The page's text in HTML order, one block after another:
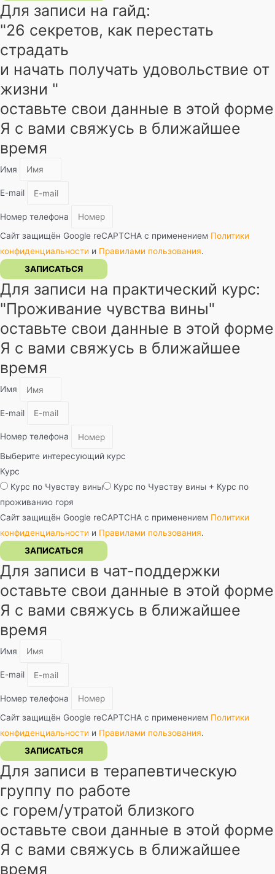
Для записи на гайд:
"26 секретов, как перестать
страдать
и начать получать удовольствие от
жизни "
оставьте свои данные в этой форме
Я с вами свяжусь в ближайшее
время
Имя
E-mail
Номер телефона
Сайт защищён Google reCAPTCHA с применением Политики
конфиденциальности и Правилами пользования.
ЗАПИСАТЬСЯ
Для записи на практический курс:
"Проживание чувства вины"​
оставьте свои данные в этой форме
Я с вами свяжусь в ближайшее
время
Имя
E-mail
Номер телефона
Выберите интересующий курс
Курс
Курс по Чувству вины
Курс по Чувству вины + Курс по
проживанию горя
Сайт защищён Google reCAPTCHA с применением Политики
конфиденциальности и Правилами пользования.
ЗАПИСАТЬСЯ
Для записи в чат-поддержки
оставьте свои данные в этой форме
Я с вами свяжусь в ближайшее
время
Имя
E-mail
Номер телефона
Сайт защищён Google reCAPTCHA с применением Политики
конфиденциальности и Правилами пользования.
ЗАПИСАТЬСЯ
Для записи в терапевтическую
группу по работе
с горем/утратой близкого
оставьте свои данные в этой форме
Я с вами свяжусь в ближайшее
время